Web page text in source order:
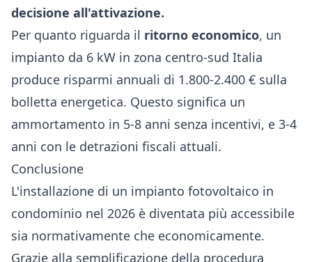
decisione all'attivazione.
Per quanto riguarda il ritorno economico, un
impianto da 6 kW in zona centro-sud Italia
produce risparmi annuali di 1.800-2.400 € sulla
bolletta energetica. Questo significa un
ammortamento in 5-8 anni senza incentivi, e 3-4
anni con le detrazioni fiscali attuali.
Conclusione
L'installazione di un impianto fotovoltaico in
condominio nel 2026 è diventata più accessibile
sia normativamente che economicamente.
Grazie alla semplificazione della procedura